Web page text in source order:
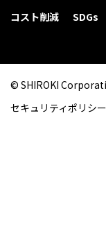
コスト削減
SDGs
© SHIROKI
セキュリティポリシー